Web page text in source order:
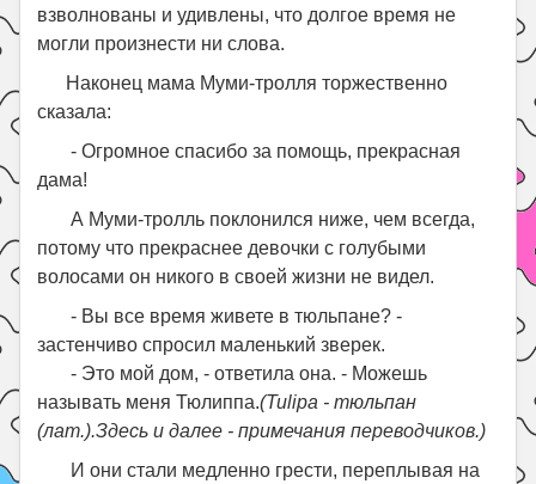
взволнованы и удивлены, что долгое время не
могли произнести ни слова.
Наконец мама Муми-тролля торжественно
сказала:
- Огромное спасибо за помощь, прекрасная
дама!
А Муми-тролль поклонился ниже, чем всегда,
потому что прекраснее девочки с голубыми
волосами он никого в своей жизни не видел.
- Вы все время живете в тюльпане? -
застенчиво спросил маленький зверек.
- Это мой дом, - ответила она. - Можешь
называть меня Тюлиппа.(Tulipa - тюльпан
(лат.).Здесь и далее - примечания переводчиков.)
И они стали медленно грести, переплывая на